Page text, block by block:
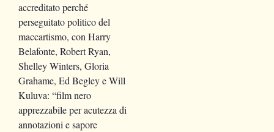
accreditato perché
perseguitato politico del
maccartismo, con Harry
Belafonte, Robert Ryan,
Shelley Winters, Gloria
Grahame, Ed Begley e Will
Kuluva: “film nero
apprezzabile per acutezza di
annotazioni e sapore